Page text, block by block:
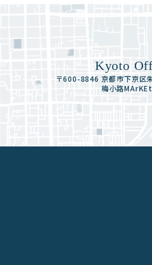
Kyoto
〒600-8846 京都市下京区
梅小路